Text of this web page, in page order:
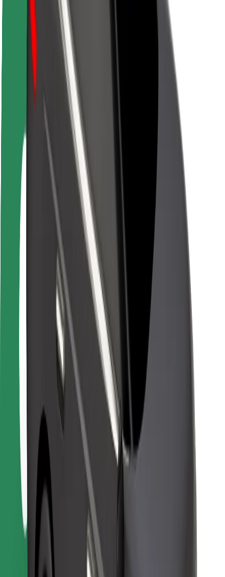
Siguranță pentru pasageri
Siguranță pentru șoferi
Siguranță pe trotinete
Laboratorul de siguranță
Orașe
Soluții pentru orașe
Aeroporturi
Stații de încărcare Bolt
Serviciul de relații clienți
Pentru pasageri
Pentru șoferi
Pentru curieri
Pentru proprietarii de flotă
Pentru restaurante
Bolt For Business
Furnizori
Termeni și Condiții
Cookie-uri
Obține o cursă în câteva minute!
Descarcă aplicația Bolt
Găsește mâncarea preferată!
Descarcă aplicația Bolt Food